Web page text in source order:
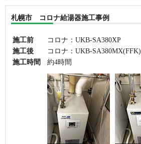
札幌市 コロナ給湯器施工事例
施工前
コロナ：UKB-SA380XP
施工後
コロナ：UKB-SA380MX(FFK)
施工時間
約4時間